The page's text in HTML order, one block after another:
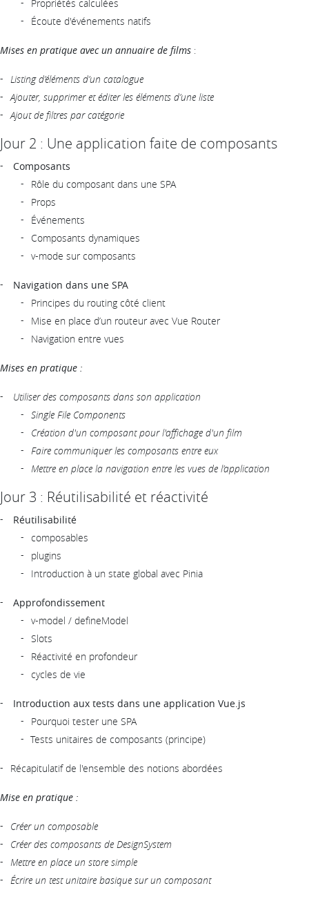
Propriétés calculées
Écoute d'événements natifs
Mises en pratique avec un annuaire de films :
Listing d’éléments d’un catalogue
Ajouter, supprimer et éditer les éléments d’une liste
Ajout de filtres par catégorie
Jour 2 : Une application faite de composants
Composants
Rôle du composant dans une SPA
Props
Événements
Composants dynamiques
v-mode sur composants
Navigation dans une SPA
Principes du routing côté client
Mise en place d’un routeur avec Vue Router
Navigation entre vues
Mises en pratique :
Utiliser des composants dans son application
Single File Components
Création d'un composant pour l'affichage d'un film
Faire communiquer les composants entre eux
Mettre en place la navigation entre les vues de l’application
Jour 3 : Réutilisabilité et réactivité
Réutilisabilité
composables
plugins
Introduction à un state global avec Pinia
Approfondissement
v-model / defineModel
Slots
Réactivité en profondeur
cycles de vie
Introduction aux tests dans une application Vue.js
Pourquoi tester une SPA
Tests unitaires de composants (principe)
Récapitulatif de l'ensemble des notions abordées
Mise en pratique :
Créer un composable
Créer des composants de DesignSystem
Mettre en place un store simple
Écrire un test unitaire basique sur un composant